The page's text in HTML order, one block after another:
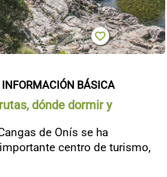
BÁSICA
dónde dormir y
de Onís se ha
centro de turismo,